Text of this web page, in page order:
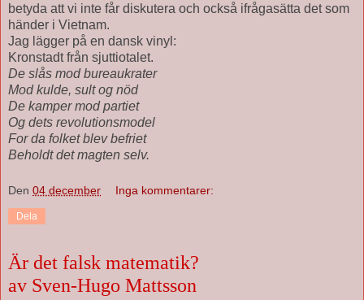
betyda att vi inte får diskutera och också ifrågasätta det som
händer i Vietnam.
Jag lägger på en dansk vinyl:
Kronstadt från sjuttiotalet.
De slås mod bureaukrater
Mod kulde, sult og nöd
De kamper mod partiet
Og dets revolutionsmodel
For da folket blev befriet
Beholdt det magten selv.
Den 04 december Inga kommentarer:
Dela
Är det falsk matematik?
av Sven-Hugo Mattsson